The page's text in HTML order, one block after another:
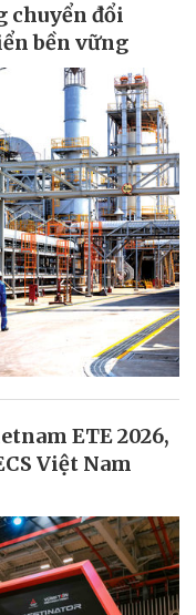
chuyển đổi
bền vững
ETE 2026,
Việt Nam